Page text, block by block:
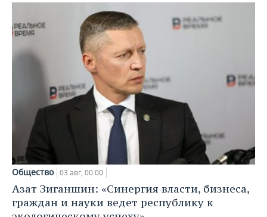
Общество 03 авг, 00:00
Азат Зиганшин: «Синергия власти, бизнеса,
граждан и науки ведет республику к